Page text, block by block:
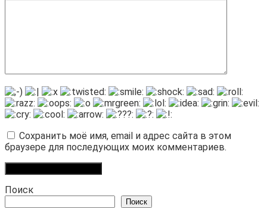
Сохранить моё имя, email и адрес сайта в этом
браузере для последующих моих комментариев.
Поиск
Поиск